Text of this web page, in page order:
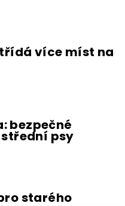
více míst na
bezpečné
psy
starého